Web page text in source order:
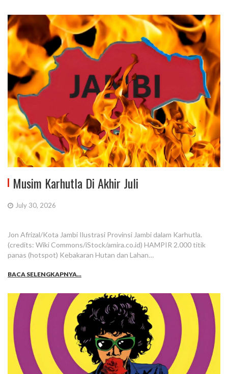
Musim Karhutla Di Akhir Juli
July 30, 2026
Jon Afrizal/Kota Jambi Ilustrasi Provinsi Jambi dalam Karhutla.
(credits: Wiki Commons/iStock/amira.co.id) HAMPIR 2.000 titik
panas (hotspot) Kebakaran Hutan dan Lahan…
BACA SELENGKAPNYA...